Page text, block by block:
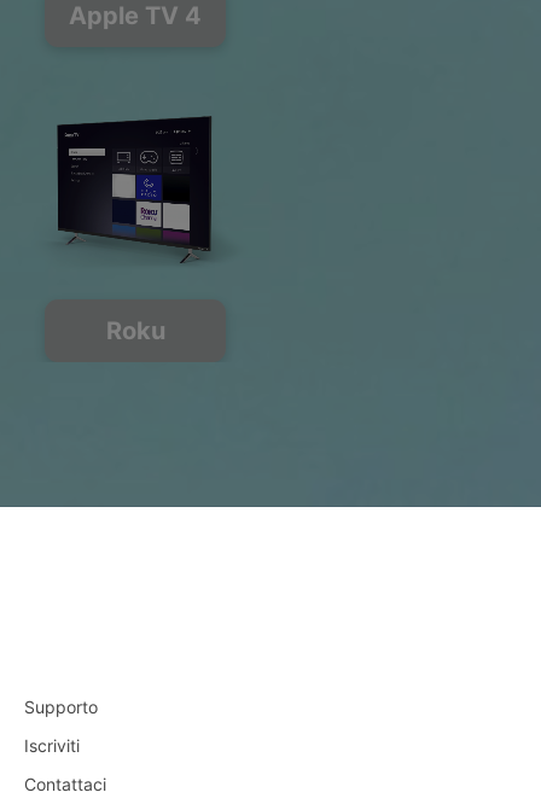
Apple TV 4
Roku
Supporto
Iscriviti
Contattaci